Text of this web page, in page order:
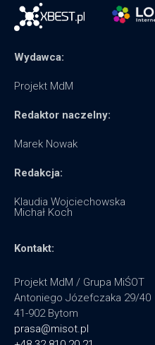
Wydawca:
Projekt MdM
Redaktor naczelny:
Marek Nowak
Redakcja:
Klaudia Wojciechowska
Michał Koch
Kontakt:
Projekt MdM / Grupa MiŚOT
Antoniego Józefczaka 29/40
41-902 Bytom
prasa@misot.pl